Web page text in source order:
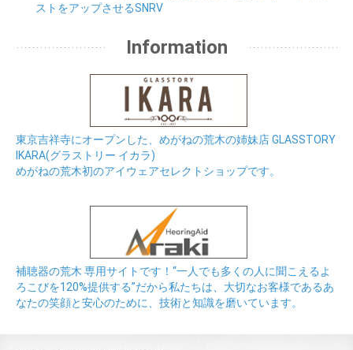
ストをアップさせるSNRV
Information
東京吉祥寺にオープンした、めがねの荒木の姉妹店 GLASSTORY
IKARA(グラストリー イカラ)
めがねの荒木初のアイウェアセレクトショップです。
補聴器の荒木 専用サイトです！“一人でも多くの人に聞こえるよ
ろこびを120%提供する”だから私たちは、大切なお客様であるあ
なたの笑顔と安心のために、技術と知識を磨いています。